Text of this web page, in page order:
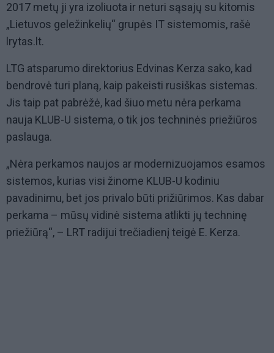
2017 metų ji yra izoliuota ir neturi sąsajų su kitomis
„Lietuvos geležinkelių“ grupės IT sistemomis, rašė
lrytas.lt.
LTG atsparumo direktorius Edvinas Kerza sako, kad
bendrovė turi planą, kaip pakeisti rusiškas sistemas.
Jis taip pat pabrėžė, kad šiuo metu nėra perkama
nauja KLUB-U sistema, o tik jos techninės priežiūros
paslauga.
„Nėra perkamos naujos ar modernizuojamos esamos
sistemos, kurias visi žinome KLUB-U kodiniu
pavadinimu, bet jos privalo būti prižiūrimos. Kas dabar
perkama – mūsų vidinė sistema atlikti jų techninę
priežiūrą“, – LRT radijui trečiadienį teigė E. Kerza.